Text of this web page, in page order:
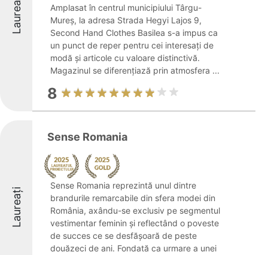
Laureați
Amplasat în centrul municipiului Târgu-
Mureș, la adresa Strada Hegyi Lajos 9,
Second Hand Clothes Basilea s-a impus ca
un punct de reper pentru cei interesați de
modă și articole cu valoare distinctivă.
Magazinul se diferențiază prin atmosfera ...
8
Laureați
Sense Romania
Sense Romania reprezintă unul dintre
brandurile remarcabile din sfera modei din
România, axându-se exclusiv pe segmentul
vestimentar feminin și reflectând o poveste
de succes ce se desfășoară de peste
douăzeci de ani. Fondată ca urmare a unei